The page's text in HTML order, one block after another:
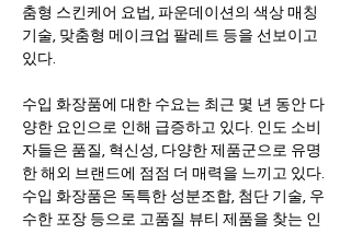
춤형 스킨케어 요법, 파운데이션의 색상 매칭
기술, 맞춤형 메이크업 팔레트 등을 선보이고
있다.
수입 화장품에 대한 수요는 최근 몇 년 동안 다
양한 요인으로 인해 급증하고 있다. 인도 소비
자들은 품질, 혁신성, 다양한 제품군으로 유명
한 해외 브랜드에 점점 더 매력을 느끼고 있다.
수입 화장품은 독특한 성분조합, 첨단 기술, 우
수한 포장 등으로 고품질 뷰티 제품을 찾는 인